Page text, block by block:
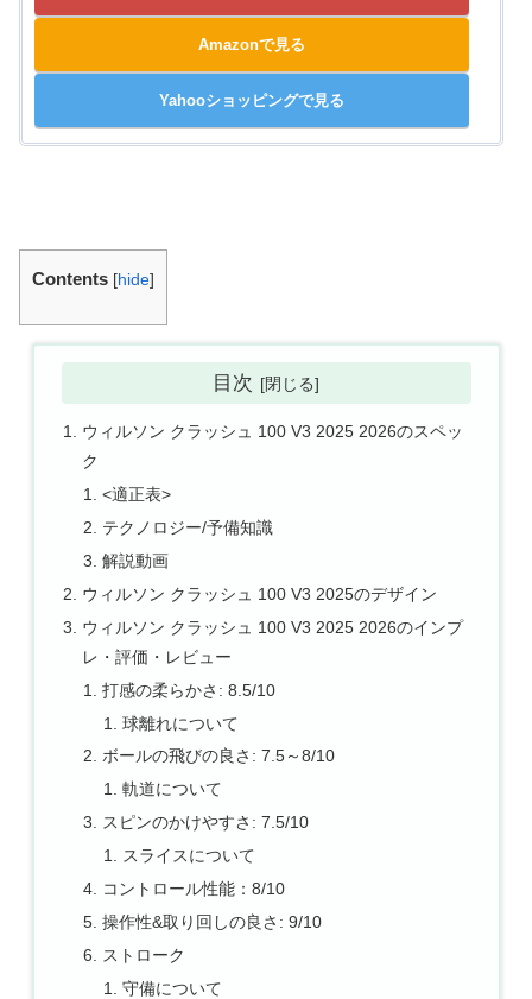
Amazonで見る
Yahooショッピングで見る
Contents [hide]
目次
ウィルソン クラッシュ 100 V3 2025 2026のスペッ
ク
<適正表>
テクノロジー/予備知識
解説動画
ウィルソン クラッシュ 100 V3 2025のデザイン
ウィルソン クラッシュ 100 V3 2025 2026のインプ
レ・評価・レビュー
打感の柔らかさ: 8.5/10
球離れについて
ボールの飛びの良さ: 7.5～8/10
軌道について
スピンのかけやすさ: 7.5/10
スライスについて
コントロール性能：8/10
操作性&取り回しの良さ: 9/10
ストローク
守備について